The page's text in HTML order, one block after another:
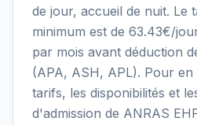
de jour, accueil de nuit. Le
minimum est de 63.43€/
par mois avant déduction
(APA, ASH, APL). Pour
tarifs, les disponibilités et
d'admission de ANRAS